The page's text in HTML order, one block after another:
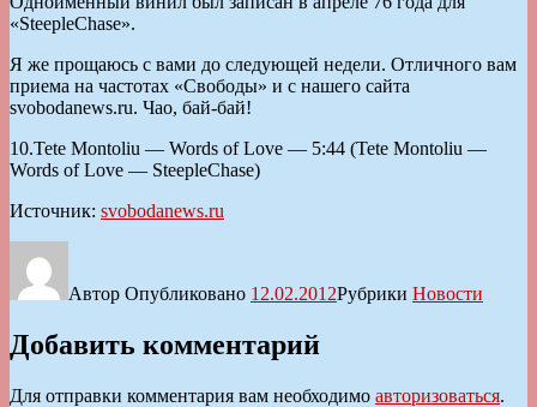
«SteepleChase».
Я же прощаюсь с вами до следующей недели. Отличного вам
приема на частотах «Свободы» и с нашего сайта
svobodanews.ru. Чао, бай-бай!
10.Tete Montoliu — Words of Love — 5:44 (Tete Montoliu —
Words of Love — SteepleChase)
Источник: svobodanews.ru
Автор Опубликовано 12.02.2012Рубрики Новости
Добавить комментарий
Для отправки комментария вам необходимо авторизоваться.